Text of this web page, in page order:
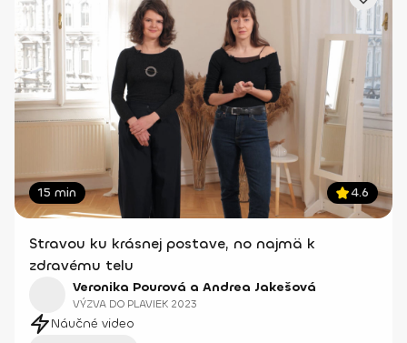
15 min 4.6
Stravou ku krásnej postave, no najmä k
zdravému telu
Veronika Pourová a Andrea Jakešová
VÝZVA DO PLAVIEK 2023
Náučné video